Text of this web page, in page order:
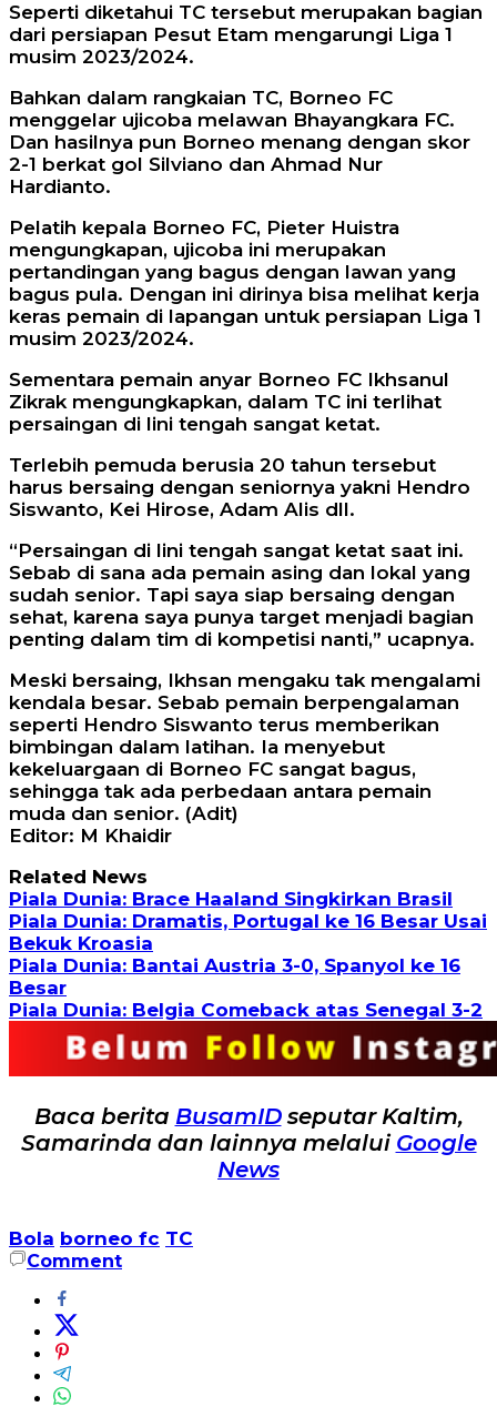
Seperti diketahui TC tersebut merupakan bagian
dari persiapan Pesut Etam mengarungi Liga 1
musim 2023/2024.
Bahkan dalam rangkaian TC, Borneo FC
menggelar ujicoba melawan Bhayangkara FC.
Dan hasilnya pun Borneo menang dengan skor
2-1 berkat gol Silviano dan Ahmad Nur
Hardianto.
Pelatih kepala Borneo FC, Pieter Huistra
mengungkapan, ujicoba ini merupakan
pertandingan yang bagus dengan lawan yang
bagus pula. Dengan ini dirinya bisa melihat kerja
keras pemain di lapangan untuk persiapan Liga 1
musim 2023/2024.
Sementara pemain anyar Borneo FC Ikhsanul
Zikrak mengungkapkan, dalam TC ini terlihat
persaingan di lini tengah sangat ketat.
Terlebih pemuda berusia 20 tahun tersebut
harus bersaing dengan seniornya yakni Hendro
Siswanto, Kei Hirose, Adam Alis dll.
“Persaingan di lini tengah sangat ketat saat ini.
Sebab di sana ada pemain asing dan lokal yang
sudah senior. Tapi saya siap bersaing dengan
sehat, karena saya punya target menjadi bagian
penting dalam tim di kompetisi nanti,” ucapnya.
Meski bersaing, Ikhsan mengaku tak mengalami
kendala besar. Sebab pemain berpengalaman
seperti Hendro Siswanto terus memberikan
bimbingan dalam latihan. Ia menyebut
kekeluargaan di Borneo FC sangat bagus,
sehingga tak ada perbedaan antara pemain
muda dan senior. (Adit)
Editor: M Khaidir
Related News
Piala Dunia: Brace Haaland Singkirkan Brasil
Piala Dunia: Dramatis, Portugal ke 16 Besar Usai
Bekuk Kroasia
Piala Dunia: Bantai Austria 3-0, Spanyol ke 16
Besar
Piala Dunia: Belgia Comeback atas Senegal 3-2
Baca berita BusamIDseputar Kaltim,
Samarinda dan lainnya melalui Google
News
Bola borneo fc TC
Comment